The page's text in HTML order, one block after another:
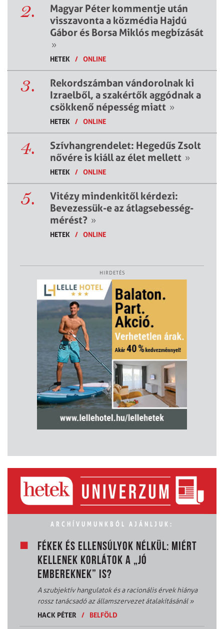
2.
Magyar Péter kommentje után
visszavonta a közmédia Hajdú
Gábor és Borsa Miklós megbízását
»
HETEK / ONLINE
3.
Rekordszámban vándorolnak ki
Izraelből, a szakértők aggódnak a
csökkenő népesség miatt »
HETEK / ONLINE
4.
Szívhangrendelet: Hegedűs Zsolt
nővére is kiáll az élet mellett »
HETEK / ONLINE
5.
Vitézy mindenkitől kérdezi:
Bevezessük-e az átlagsebesség-
mérést? »
HETEK / ONLINE
HIRDETÉS
ARCHÍVUMUNKBÓL AJÁNLJUK:
FÉKEK ÉS ELLENSÚLYOK NÉLKÜL: MIÉRT
KELLENEK KORLÁTOK A „JÓ
EMBEREKNEK” IS?
A szubjektív hangulatok és a racionális érvek hiánya
rossz tanácsadó az államszervezet átalakításánál»
HACK PÉTER
/ BELFÖLD